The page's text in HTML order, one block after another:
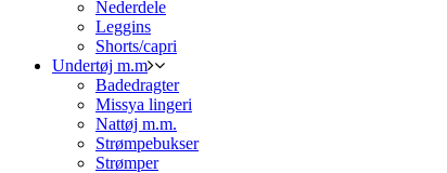
Nederdele
Leggins
Shorts/capri
Undertøj m.m
Badedragter
Missya lingeri
Nattøj m.m.
Strømpebukser
Strømper